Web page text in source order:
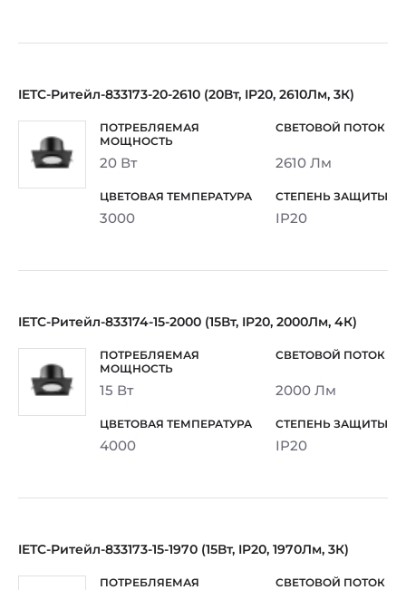
IETC-Ритейл-833173-20-2610 (20Вт, IP20, 2610Лм, 3К)
20 Вт 2610 Лм
3000 IP20
IETC-Ритейл-833174-15-2000 (15Вт, IP20, 2000Лм, 4К)
15 Вт 2000 Лм
4000 IP20
IETC-Ритейл-833173-15-1970 (15Вт, IP20, 1970Лм, 3К)